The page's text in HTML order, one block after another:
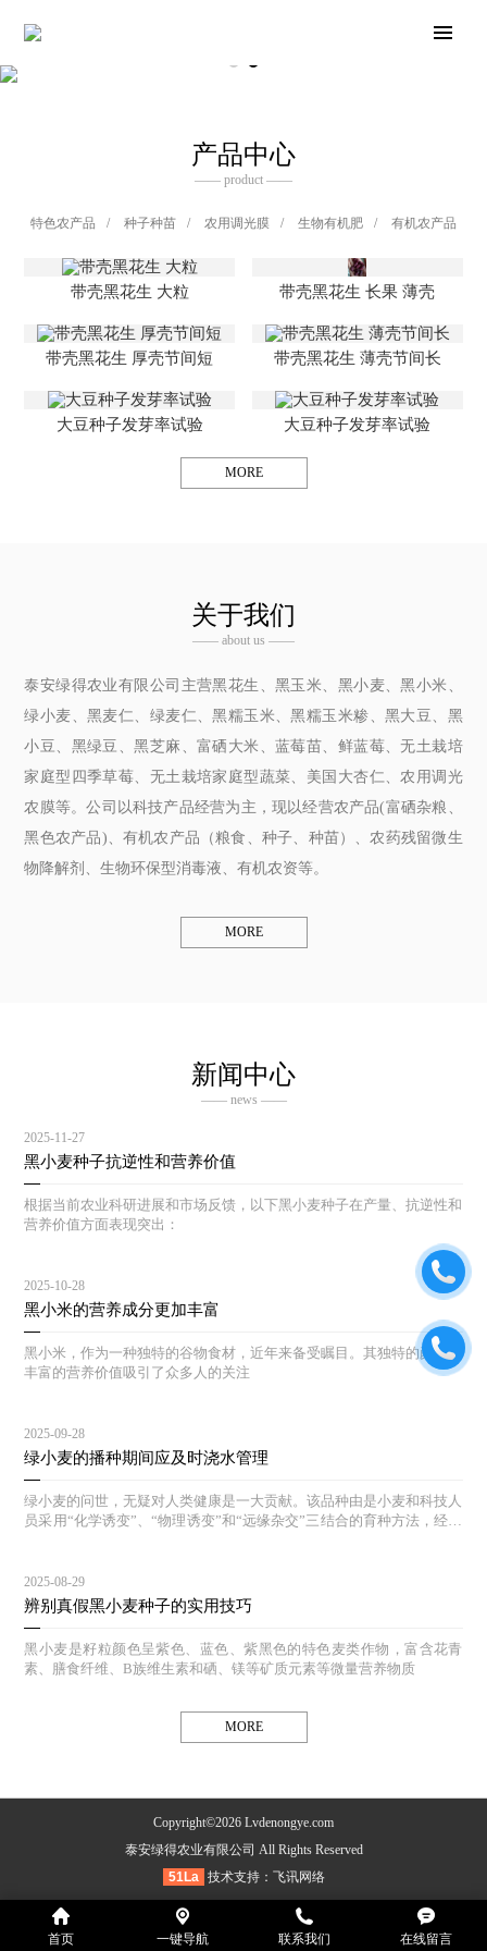
产品中心
—— product ——
特色农产品 / 种子种苗 / 农用调光膜 / 生物有机肥 / 有机农产品
带壳黑花生 大粒 带壳黑花生 长果 薄壳
带壳黑花生 厚壳节间短 带壳黑花生 薄壳节间长
大豆种子发芽率试验 大豆种子发芽率试验
MORE
关于我们
—— about us ——
泰安绿得农业有限公司主营黑花生、黑玉米、黑小麦、黑小米、
绿小麦、黑麦仁、绿麦仁、黑糯玉米、黑糯玉米糁、黑大豆、黑
小豆、黑绿豆、黑芝麻、富硒大米、蓝莓苗、鲜蓝莓、无土栽培
家庭型四季草莓、无土栽培家庭型蔬菜、美国大杏仁、农用调光
农膜等。公司以科技产品经营为主，现以经营农产品(富硒杂粮、
黑色农产品)、有机农产品（粮食、种子、种苗）、农药残留微生
物降解剂、生物环保型消毒液、有机农资等。
MORE
新闻中心
—— news ——
2025-11-27
黑小麦种子抗逆性和营养价值
根据当前农业科研进展和市场反馈，以下黑小麦种子在产量、抗逆性和
营养价值方面表现突出：
2025-10-28
黑小米的营养成分更加丰富
黑小米，作为一种独特的谷物食材，近年来备受瞩目。其独特的颜色和
丰富的营养价值吸引了众多人的关注
2025-09-28
绿小麦的播种期间应及时浇水管理
绿小麦的问世，无疑对人类健康是一大贡献。该品种由是小麦和科技人
员采用“化学诱变”、“物理诱变”和“远缘杂交”三结合的育种方法，经过
2025-08-29
辨别真假黑小麦种子的实用技巧
黑小麦是籽粒颜色呈紫色、蓝色、紫黑色的特色麦类作物，富含花青
素、膳食纤维、B族维生素和硒、镁等矿质元素等微量营养物质
MORE
Copyright©2026 Lvdenongye.com
泰安绿得农业有限公司 All Rights Reserved
51La
技术支持： 飞讯网络
首页 一键导航 联系我们 在线留言